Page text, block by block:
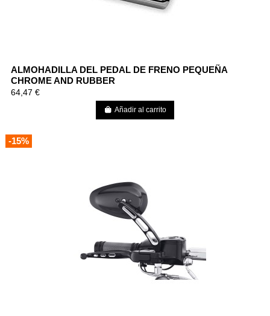
ALMOHADILLA DEL PEDAL DE FRENO PEQUEÑA
CHROME AND RUBBER
64,47 €
Añadir al carrito
-15%